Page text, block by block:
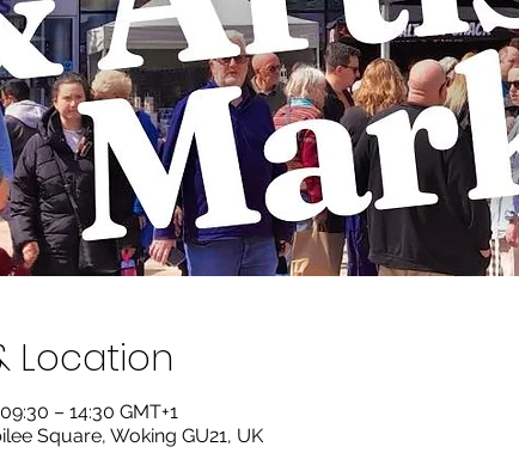
Location
– 14:30 GMT+1
Square, Woking GU21, UK